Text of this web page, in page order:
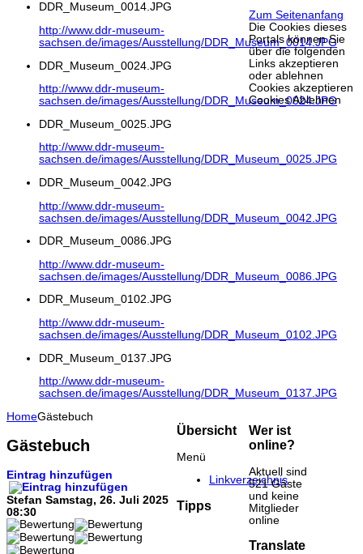
DDR_Museum_0014.JPG
http://www.ddr-museum-
sachsen.de/images/Ausstellung/DDR_Museum_0014.JPG
DDR_Museum_0024.JPG
http://www.ddr-museum-
sachsen.de/images/Ausstellung/DDR_Museum_0024.JPG
DDR_Museum_0025.JPG
http://www.ddr-museum-
sachsen.de/images/Ausstellung/DDR_Museum_0025.JPG
DDR_Museum_0042.JPG
http://www.ddr-museum-
sachsen.de/images/Ausstellung/DDR_Museum_0042.JPG
DDR_Museum_0086.JPG
http://www.ddr-museum-
sachsen.de/images/Ausstellung/DDR_Museum_0086.JPG
DDR_Museum_0102.JPG
http://www.ddr-museum-
sachsen.de/images/Ausstellung/DDR_Museum_0102.JPG
DDR_Museum_0137.JPG
http://www.ddr-museum-
sachsen.de/images/Ausstellung/DDR_Museum_0137.JPG
HomeGästebuch
Gästebuch
Eintrag hinzufügen
Stefan Samstag, 26. Juli 2025
08:30
Übersicht
Menü
Linkverzeichnis
Tipps
Wer ist
online?
Aktuell sind
521 Gäste
und keine
Mitglieder
online
Translate
Zum Seitenanfang
Die Cookies dieses
Portals können Sie
über die folgenden
Links akzeptieren
oder ablehnen
Cookies akzeptieren
Cookies Ablehnen